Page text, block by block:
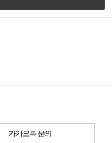
카카오톡 문의